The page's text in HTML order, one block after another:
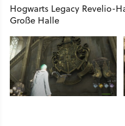
Hogwarts Legacy Revelio-
Große Halle